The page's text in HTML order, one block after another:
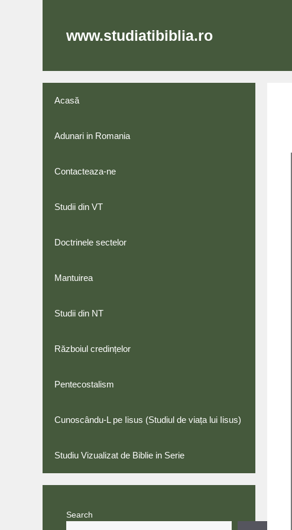
www.studiatibiblia.ro
Acasă
Adunari in Romania
Contacteaza-ne
Studii din VT
Doctrinele sectelor
Mantuirea
Studii din NT
Războiul credințelor
Pentecostalism
Cunoscându-L pe Iisus (Studiul de viața lui Iisus)
Studiu Vizualizat de Biblie in Serie
Search